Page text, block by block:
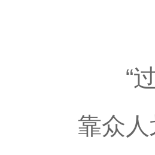
“过
靠众